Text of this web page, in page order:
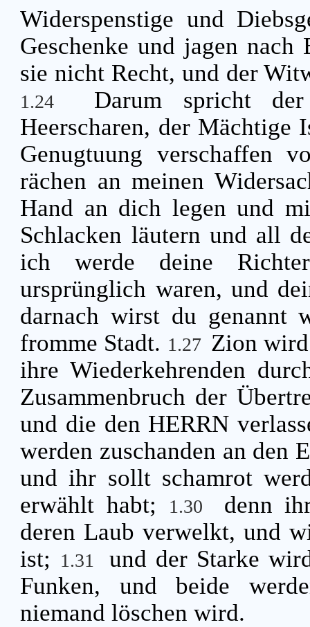
Widerspenstige und
Geschenke und jagen nach
sie nicht Recht, und der
1.24
Darum spricht
Heerscharen, der Mächtige
Genugtuung verschaffen
rächen an meinen
Hand an dich legen und
Schlacken läutern und all
ich werde deine
ursprünglich waren, und
darnach wirst du genannt
fromme Stadt. 1.27 Zion
ihre Wiederkehrenden
Zusammenbruch der
und die den HERRN
werden zuschanden an den
und ihr sollt schamrot
erwählt habt;
1.30
denn
deren Laub verwelkt, und
ist;
1.31
und der Starke
Funken, und beide
niemand löschen wird.